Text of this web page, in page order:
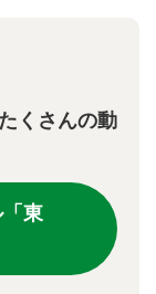
くさんの動
東